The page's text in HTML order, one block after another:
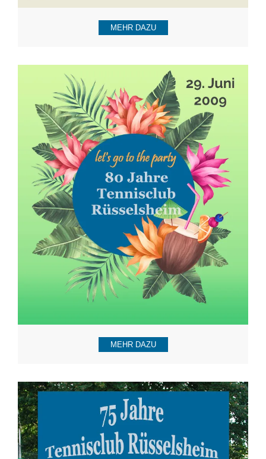
MEHR DAZU
MEHR DAZU